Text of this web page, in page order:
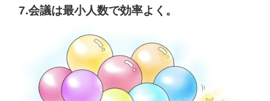
7.会議は最小人数で効率よく。